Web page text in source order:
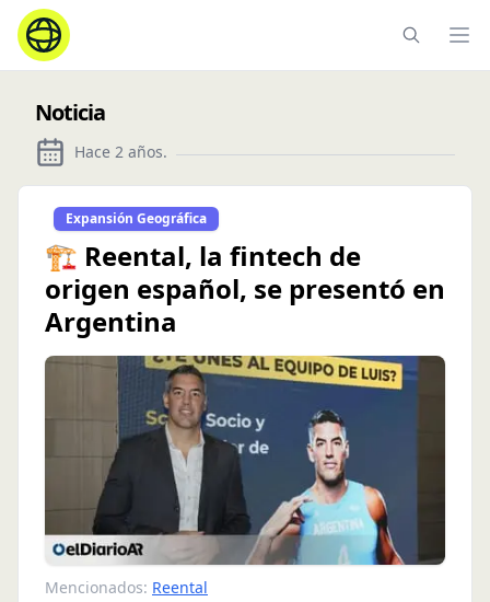
Noticia
Hace 2 años.
Expansión Geográfica
🏗️ Reental, la fintech de
origen español, se presentó en
Argentina
Mencionados: Reental